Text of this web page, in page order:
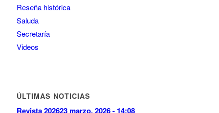
Reseña histórica
Saluda
Secretaría
Videos
ÚLTIMAS NOTICIAS
Revista 202623 marzo, 2026 - 14:08